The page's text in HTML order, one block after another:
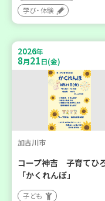
学び・体験
2026年
8月21日(金)
加古川市
コープ神吉 子育てひ
「かくれんぼ」
子ども